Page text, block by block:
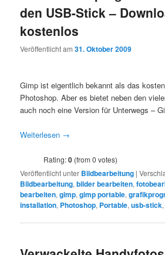
den USB-Stick –
kostenlos
Veröffentlicht am31. Oktober 2009
Gimp ist eigentlich bekannt als das
Photoshop. Aber es bietet neben den
auch noch eine Version für Unterwegs –
Weiterlesen →
Rating:0 (from 0 votes)
Veröffentlicht unter Bildbearbeitung |
Bildbearbeitung,bilder bearbeiten,
bearbeiten,gimp,gimp portable,
installation, Photoshop, Portable,usb-stick